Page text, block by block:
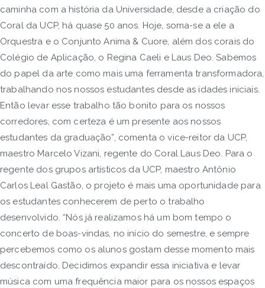
caminha com a história da Universidade, desde a criação do
Coral da UCP, há quase 50 anos. Hoje, soma-se a ele a
Orquestra e o Conjunto Anima & Cuore, além dos corais do
Colégio de Aplicação, o Regina Caeli e Laus Deo. Sabemos
do papel da arte como mais uma ferramenta transformadora,
trabalhando nos nossos estudantes desde as idades iniciais.
Então levar esse trabalho tão bonito para os nossos
corredores, com certeza é um presente aos nossos
estudantes da graduação”, comenta o vice-reitor da UCP,
maestro Marcelo Vizani, regente do Coral Laus Deo. Para o
regente dos grupos artísticos da UCP, maestro Antônio
Carlos Leal Gastão, o projeto é mais uma oportunidade para
os estudantes conhecerem de perto o trabalho
desenvolvido. “Nós já realizamos há um bom tempo o
concerto de boas-vindas, no início do semestre, e sempre
percebemos como os alunos gostam desse momento mais
descontraído. Decidimos expandir essa iniciativa e levar
música com uma frequência maior para os nossos espaços